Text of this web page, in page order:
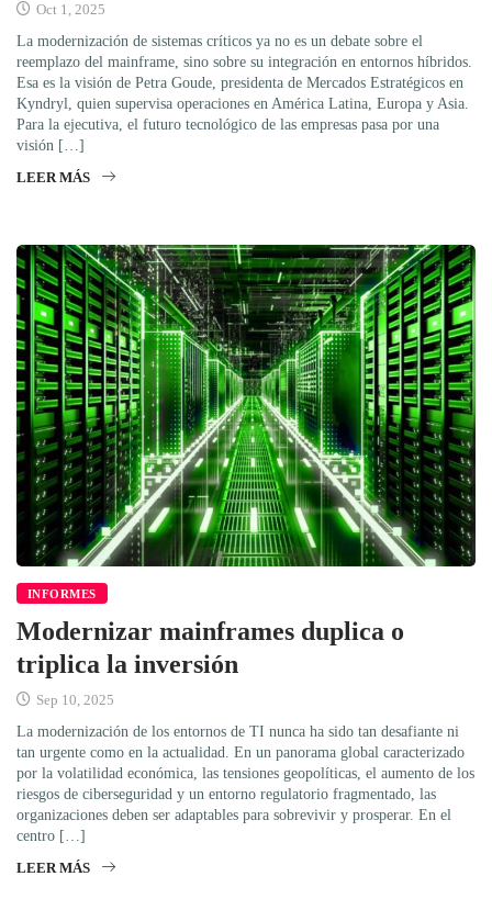
Oct 1, 2025
La modernización de sistemas críticos ya no es un debate sobre el
reemplazo del mainframe, sino sobre su integración en entornos híbridos.
Esa es la visión de Petra Goude, presidenta de Mercados Estratégicos en
Kyndryl, quien supervisa operaciones en América Latina, Europa y Asia.
Para la ejecutiva, el futuro tecnológico de las empresas pasa por una
visión […]
LEER MÁS
INFORMES
Modernizar mainframes duplica o
triplica la inversión
Sep 10, 2025
La modernización de los entornos de TI nunca ha sido tan desafiante ni
tan urgente como en la actualidad. En un panorama global caracterizado
por la volatilidad económica, las tensiones geopolíticas, el aumento de los
riesgos de ciberseguridad y un entorno regulatorio fragmentado, las
organizaciones deben ser adaptables para sobrevivir y prosperar. En el
centro […]
LEER MÁS